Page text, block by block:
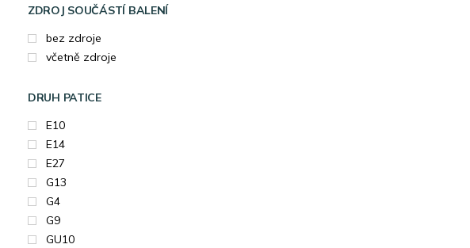
ZDROJ SOUČÁSTÍ BALENÍ
bez zdroje
včetně zdroje
DRUH PATICE
E10
E14
E27
G13
G4
G9
GU10